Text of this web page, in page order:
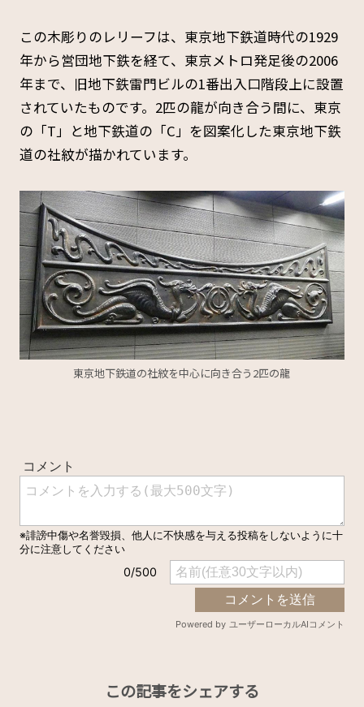
この木彫りのレリーフは、東京地下鉄道時代の1929
年から営団地下鉄を経て、東京メトロ発足後の2006
年まで、旧地下鉄雷門ビルの1番出入口階段上に設置
されていたものです。2匹の龍が向き合う間に、東京
の「T」と地下鉄道の「C」を図案化した東京地下鉄
道の社紋が描かれています。
東京地下鉄道の社紋を中心に向き合う2匹の龍
この記事をシェアする